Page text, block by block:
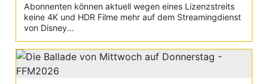
Abonnenten können aktuell wegen eines Lizenzstreits
keine 4K und HDR Filme mehr auf dem Streamingdienst
von Disney...